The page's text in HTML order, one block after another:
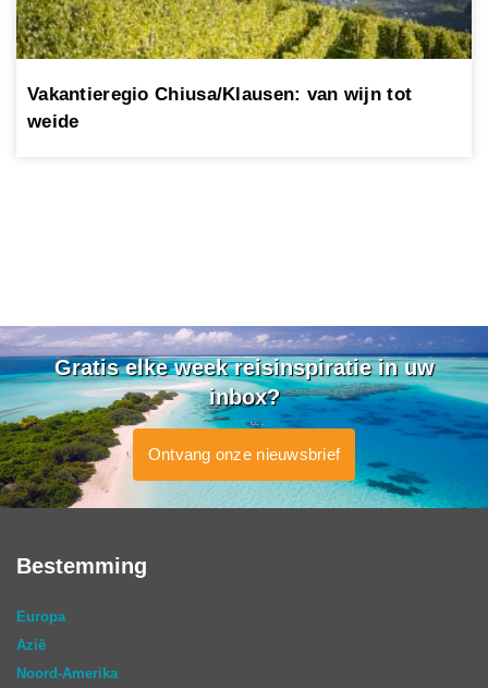
Vakantieregio Chiusa/Klausen: van wijn tot
weide
Gratis elke week reisinspiratie in uw
inbox?
Ontvang onze nieuwsbrief
Bestemming
Europa
Azië
Noord-Amerika